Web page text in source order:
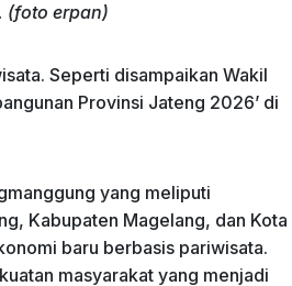
(foto erpan)
Seperti disampaikan Wakil
Provinsi Jateng 2026’ di
yang meliputi
Kabupaten Magelang, dan Kota
baru berbasis pariwisata.
masyarakat yang menjadi